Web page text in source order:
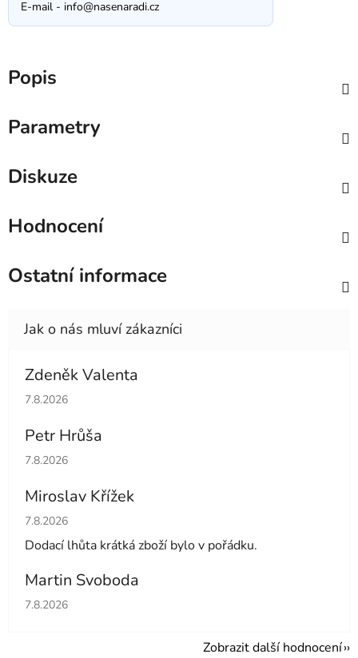
E-mail - info@nasenaradi.cz
Popis
Parametry
Diskuze
Hodnocení
Ostatní informace
Zdeněk Valenta
Hodnocení obchodu je 5 z 5 hvězdiček.
7.8.2026
Petr Hrůša
Hodnocení obchodu je 5 z 5 hvězdiček.
7.8.2026
Miroslav Křížek
Hodnocení obchodu je 5 z 5 hvězdiček.
7.8.2026
Dodací lhůta krátká zboží bylo v pořádku.
Martin Svoboda
Hodnocení obchodu je 5 z 5 hvězdiček.
7.8.2026
Zobrazit další hodnocení